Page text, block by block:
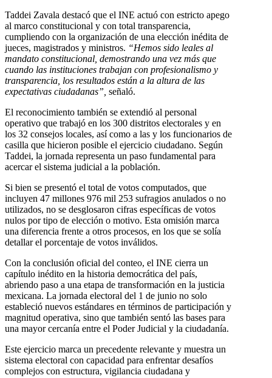
Taddei Zavala destacó que el INE actuó con estricto apego
al marco constitucional y con total transparencia,
cumpliendo con la organización de una elección inédita de
jueces, magistrados y ministros. “Hemos sido leales al
mandato constitucional, demostrando una vez más que
cuando las instituciones trabajan con profesionalismo y
transparencia, los resultados están a la altura de las
expectativas ciudadanas”, señaló.
El reconocimiento también se extendió al personal
operativo que trabajó en los 300 distritos electorales y en
los 32 consejos locales, así como a las y los funcionarios de
casilla que hicieron posible el ejercicio ciudadano. Según
Taddei, la jornada representa un paso fundamental para
acercar el sistema judicial a la población.
Si bien se presentó el total de votos computados, que
incluyen 47 millones 976 mil 253 sufragios anulados o no
utilizados, no se desglosaron cifras específicas de votos
nulos por tipo de elección o motivo. Esta omisión marca
una diferencia frente a otros procesos, en los que se solía
detallar el porcentaje de votos inválidos.
Con la conclusión oficial del conteo, el INE cierra un
capítulo inédito en la historia democrática del país,
abriendo paso a una etapa de transformación en la justicia
mexicana. La jornada electoral del 1 de junio no solo
estableció nuevos estándares en términos de participación y
magnitud operativa, sino que también sentó las bases para
una mayor cercanía entre el Poder Judicial y la ciudadanía.
Este ejercicio marca un precedente relevante y muestra un
sistema electoral con capacidad para enfrentar desafíos
complejos con estructura, vigilancia ciudadana y